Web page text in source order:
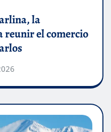
la
reunir el comercio